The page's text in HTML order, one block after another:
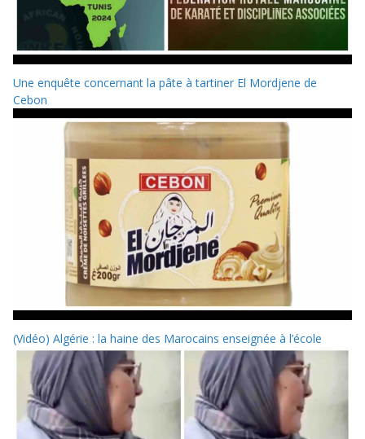
Une enquête concernant la pâte à tartiner El Mordjene de
Cebon
(Vidéo) Algérie : la haine des Marocains enseignée à l’école